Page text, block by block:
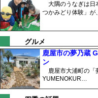
大隅のうなぎは日
つかみどり体験」
グルメ
鹿屋市の夢乃蔵
ン
鹿屋市大浦町の「
YUMENOKUR…